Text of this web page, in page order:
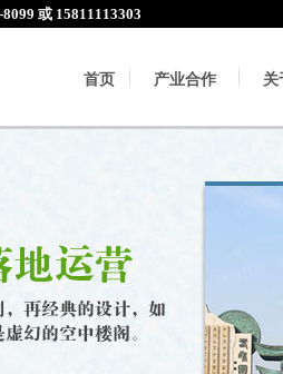
或 15811113303
首页 产业合作 关